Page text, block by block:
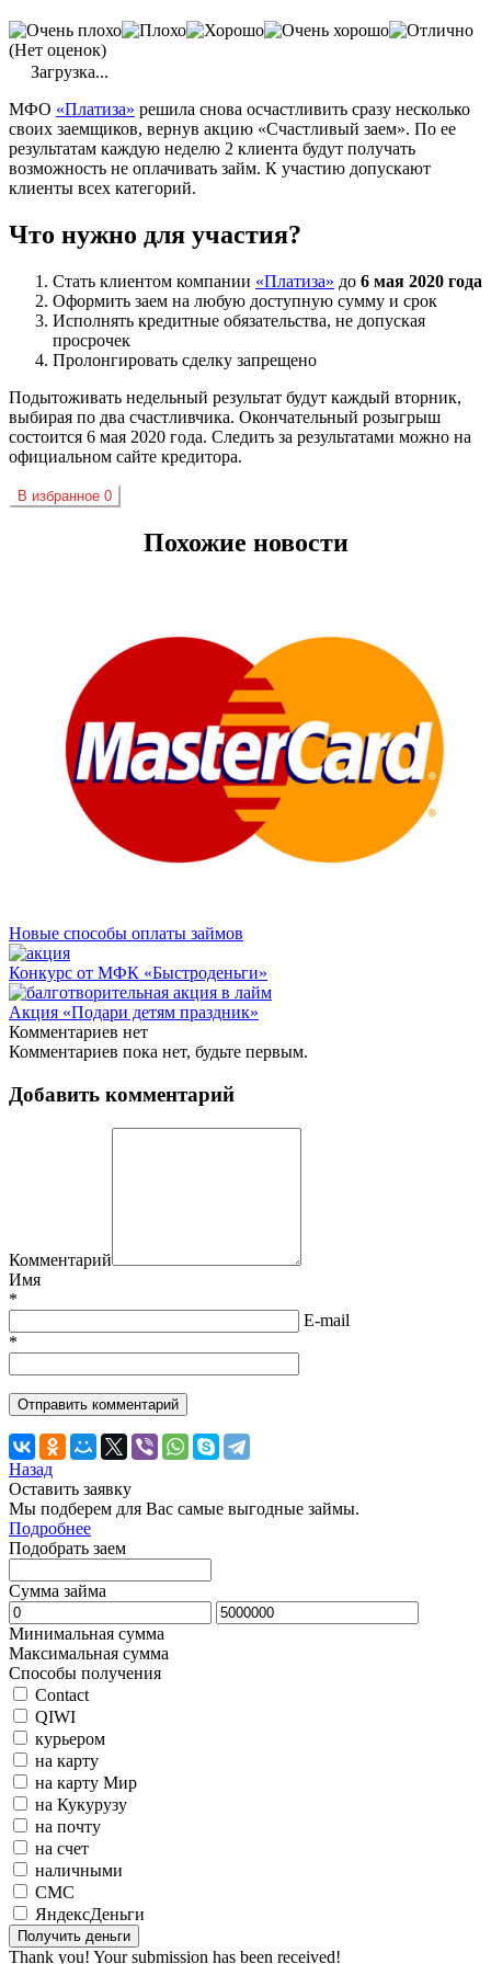
(Нет оценок)
Загрузка...
МФО «Платиза» решила снова осчастливить сразу несколько
своих заемщиков, вернув акцию «Счастливый заем». По ее
результатам каждую неделю 2 клиента будут получать
возможность не оплачивать займ. К участию допускают
клиенты всех категорий.
Что нужно для участия?
Стать клиентом компании «Платиза» до 6 мая 2020 года
Оформить заем на любую доступную сумму и срок
Исполнять кредитные обязательства, не допуская
просрочек
Пролонгировать сделку запрещено
Подытоживать недельный результат будут каждый вторник,
выбирая по два счастливчика. Окончательный розыгрыш
состоится 6 мая 2020 года. Следить за результатами можно на
официальном сайте кредитора.
В избранное 0
Похожие новости
Новые способы оплаты займов
Конкурс от МФК «Быстроденьги»
Акция «Подари детям праздник»
Комментариев нет
Комментариев пока нет, будьте первым.
Добавить комментарий
Комментарий
Имя
*
E-mail
*
Назад
Оставить заявку
Мы подберем для Вас самые выгодные займы.
Подробнее
Подобрать заем
Сумма займа
Минимальная сумма
Максимальная сумма
Способы получения
Contact
QIWI
курьером
на карту
на карту Мир
на Кукурузу
на почту
на счет
наличными
СМС
ЯндексДеньги
Thank you! Your submission has been received!